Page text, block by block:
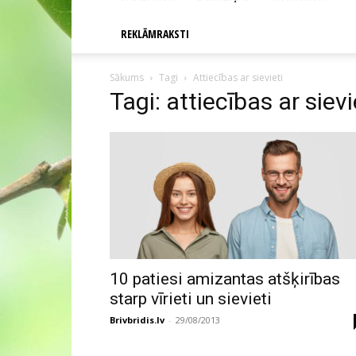
REKLĀMRAKSTI
Sākums Tagi Attiecības ar sievieti
Tagi: attiecības ar
10 patiesi amizantas atšķirības
starp vīrieti un sievieti
Brivbridis.lv - 29/08/2013